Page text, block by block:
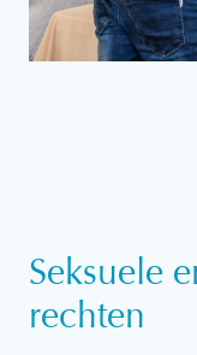
Seksuele
rechten